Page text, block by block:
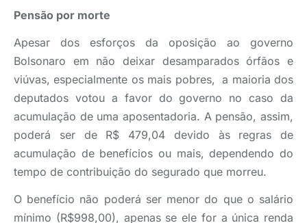
Pensão por morte
Apesar dos esforços da oposição ao governo
Bolsonaro em não deixar desamparados órfãos e
viúvas, especialmente os mais pobres, a maioria dos
deputados votou a favor do governo no caso da
acumulação de uma aposentadoria. A pensão, assim,
poderá ser de R$ 479,04 devido às regras de
acumulação de benefícios ou mais, dependendo do
tempo de contribuição do segurado que morreu.
O benefício não poderá ser menor do que o salário
mínimo (R$998,00), apenas se ele for a única renda